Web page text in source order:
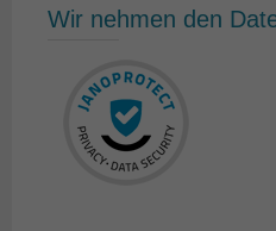
Wir nehmen den